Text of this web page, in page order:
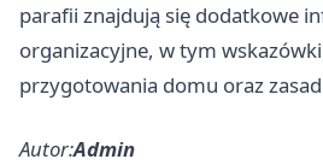
parafii znajdują się dodatkowe
organizacyjne, w tym
przygotowania domu oraz
Autor:Admin